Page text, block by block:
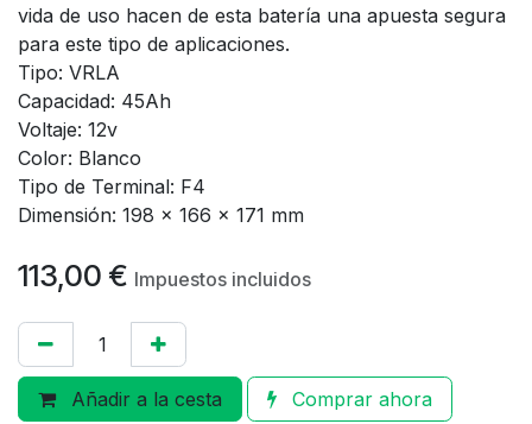
vida de uso hacen de esta batería una apuesta segura
para este tipo de aplicaciones.
Tipo: VRLA
Capacidad: 45Ah
Voltaje: 12v
Color: Blanco
Tipo de Terminal: F4
Dimensión: 198 x 166 x 171 mm
113,00 € Impuestos incluidos
Añadir a la cesta Comprar ahora